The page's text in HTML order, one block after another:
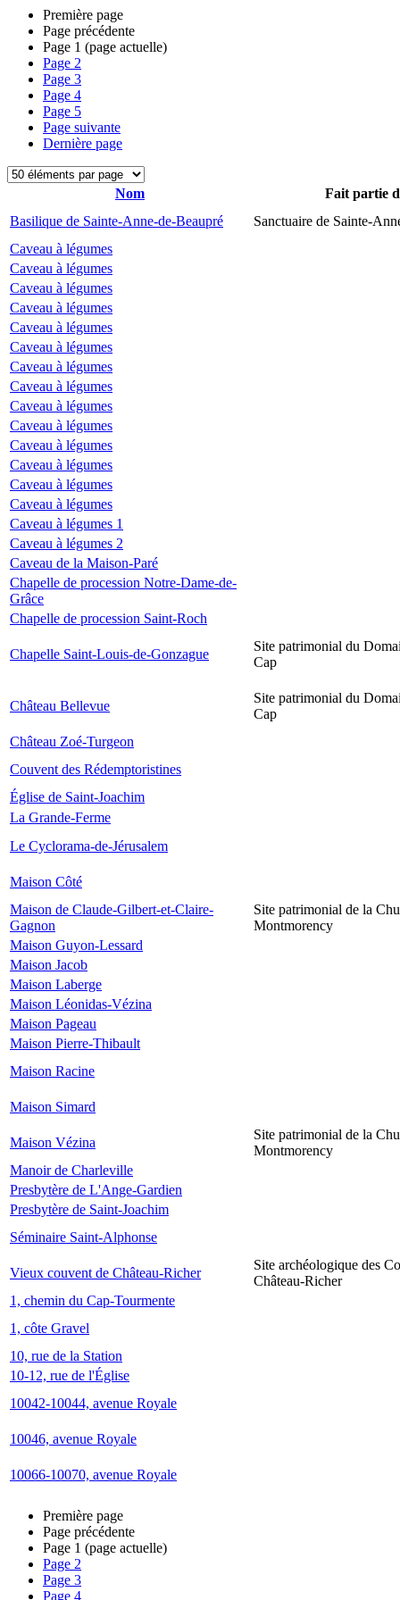
Première page
Page précédente
Page 1 (page actuelle)
Page 2
Page 3
Page 4
Page 5
Page suivante
Dernière page
Nom
Fait partie
Basilique de Sainte-Anne-de-Beaupré
Sanctuaire de Sainte-
Caveau à légumes
Caveau à légumes
Caveau à légumes
Caveau à légumes
Caveau à légumes
Caveau à légumes
Caveau à légumes
Caveau à légumes
Caveau à légumes
Caveau à légumes
Caveau à légumes
Caveau à légumes
Caveau à légumes
Caveau à légumes
Caveau à légumes 1
Caveau à légumes 2
Caveau de la Maison-Paré
Chapelle de procession Notre-Dame-de-
Grâce
Chapelle de procession Saint-Roch
Chapelle Saint-Louis-de-Gonzague
Site patrimonial du
Cap
Château Bellevue
Site patrimonial du
Cap
Château Zoé-Turgeon
Couvent des Rédemptoristines
Église de Saint-Joachim
La Grande-Ferme
Le Cyclorama-de-Jérusalem
Maison Côté
Maison de Claude-Gilbert-et-Claire-
Gagnon
Site patrimonial de la
Montmorency
Maison Guyon-Lessard
Maison Jacob
Maison Laberge
Maison Léonidas-Vézina
Maison Pageau
Maison Pierre-Thibault
Maison Racine
Maison Simard
Maison Vézina
Site patrimonial de la
Montmorency
Manoir de Charleville
Presbytère de L'Ange-Gardien
Presbytère de Saint-Joachim
Séminaire Saint-Alphonse
Vieux couvent de Château-Richer
Site archéologique des
Château-Richer
1, chemin du Cap-Tourmente
1, côte Gravel
10, rue de la Station
10-12, rue de l'Église
10042-10044, avenue Royale
10046, avenue Royale
10066-10070, avenue Royale
Première page
Page précédente
Page 1 (page actuelle)
Page 2
Page 3
Page 4